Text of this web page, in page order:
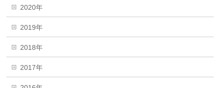
2020年
2019年
2018年
2017年